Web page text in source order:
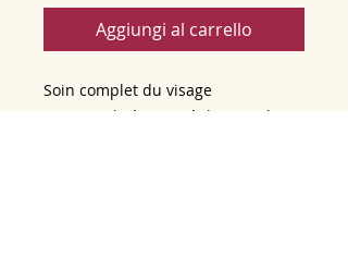
Aggiungi al carrello
Soin complet du visage
personnalisé, inspiré des rituels